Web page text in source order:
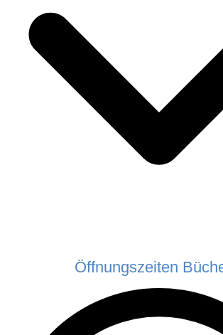
Öffnungszeiten